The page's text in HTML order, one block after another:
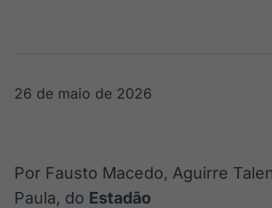
26 de maio de 2026
Por Fausto Macedo, Aguirre
Paula, do Estadão